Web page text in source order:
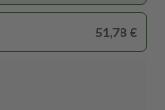
51,78 €